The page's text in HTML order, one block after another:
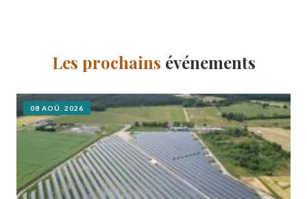
Les prochains événements
08 AOÛ. 2026